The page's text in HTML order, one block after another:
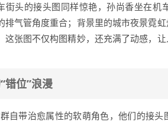
街头的接头图同样惊艳，孙尚香坐在
排气管角度重合；背景里的城市夜景霓
这张图不仅构图精妙，还充满了动感，
错位”浪漫
自带治愈属性的软萌角色，他们的接